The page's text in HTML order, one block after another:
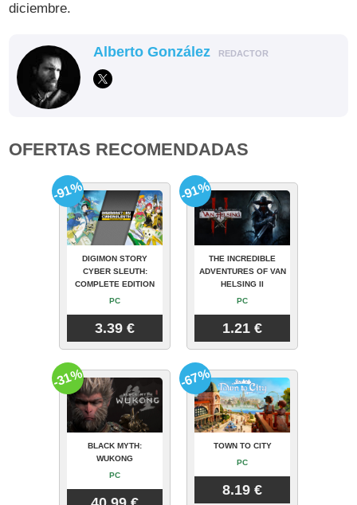
diciembre.
Alberto González REDACTOR
OFERTAS RECOMENDADAS
DIGIMON STORY
CYBER SLEUTH:
COMPLETE EDITION
PC
3.39 €
-91%
THE INCREDIBLE
ADVENTURES OF VAN
HELSING II
PC
1.21 €
-91%
BLACK MYTH:
WUKONG
PC
-31%
TOWN TO CITY
PC
8.19 €
-67%